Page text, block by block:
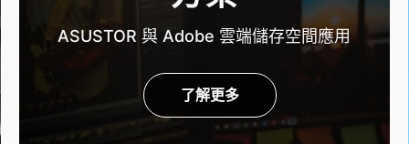
ASUSTOR 與 Adobe 雲端儲存空間應用
了解更多